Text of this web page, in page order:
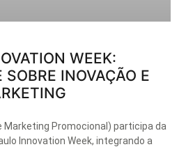
WEEK:
SOBRE INOVAÇÃO E
Marketing Promocional) participa da
Innovation Week, integrando a